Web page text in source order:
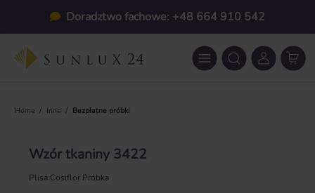
Przejdź do głównej zawartościDoradztwo fachowe: +48 664 910 542
Home / Inne / Bezpłatne próbki
Wzór tkaniny 3422
Plisa Cosiflor Próbka